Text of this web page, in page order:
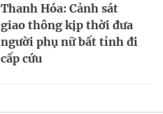
Thanh Hóa: Cảnh sát
giao thông kịp thời đưa
người phụ nữ bất tỉnh đi
cấp cứu